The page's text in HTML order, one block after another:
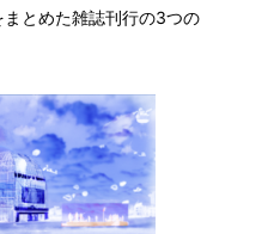
とめた雑誌刊行の3つの